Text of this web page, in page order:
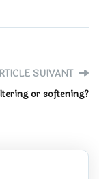
SUIVANT
or softening?